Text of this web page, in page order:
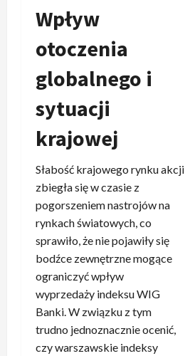
Wpływ
otoczenia
globalnego i
sytuacji
krajowej
Słabość krajowego rynku akcji
zbiegła się w czasie z
pogorszeniem nastrojów na
rynkach światowych, co
sprawiło, że nie pojawiły się
bodźce zewnętrzne mogące
ograniczyć wpływ
wyprzedaży indeksu WIG
Banki. W związku z tym
trudno jednoznacznie ocenić,
czy warszawskie indeksy